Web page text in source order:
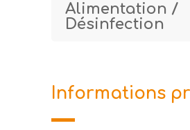
Alimentation /
Désinfection
Informations